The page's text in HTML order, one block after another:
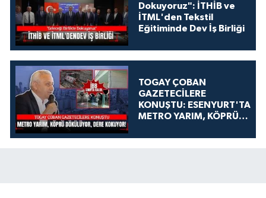
Dokuyoruz": İTHİB ve
İTML'den Tekstil
Eğitiminde Dev İş Birliği
TOGAY ÇOBAN
GAZETECİLERE
KONUŞTU: ESENYURT'TA
METRO YARIM, KÖPRÜ
KOKUYOR!